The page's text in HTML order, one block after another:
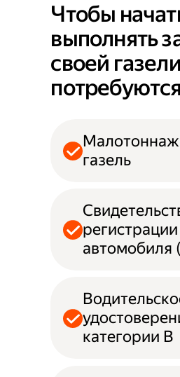
Чтобы
выполнять
своей
потребуются
газель
регистрации
автомобиля
категории B